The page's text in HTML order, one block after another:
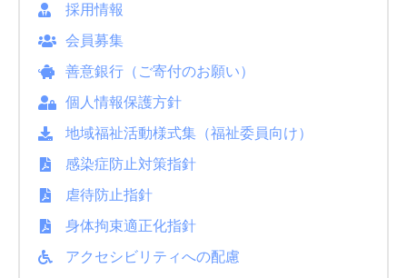
採用情報
会員募集
善意銀行（ご寄付のお願い）
個人情報保護方針
地域福祉活動様式集（福祉委員向け）
感染症防止対策指針
虐待防止指針
身体拘束適正化指針
アクセシビリティへの配慮